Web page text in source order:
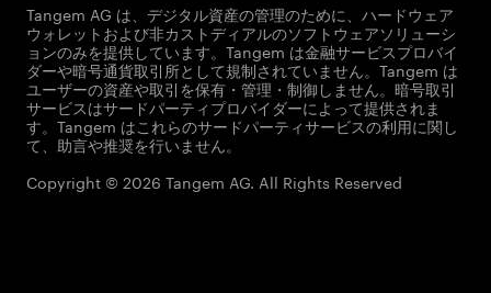
Tangem AG は、デジタル資産の管理のために、ハードウェア
ウォレットおよび非カストディアルのソフトウェアソリューシ
ョンのみを提供しています。Tangem は金融サービスプロバイ
ダーや暗号通貨取引所として規制されていません。Tangem は
ユーザーの資産や取引を保有・管理・制御しません。暗号取引
サービスはサードパーティプロバイダーによって提供されま
す。Tangem はこれらのサードパーティサービスの利用に関し
て、助言や推奨を行いません。